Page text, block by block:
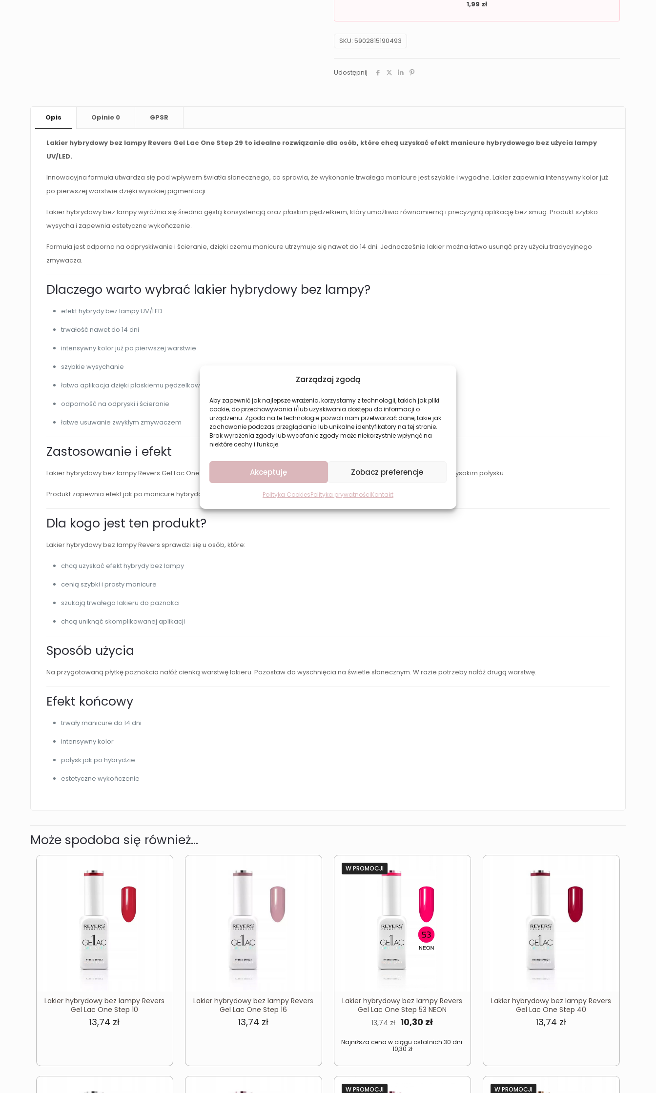
Zarządzaj zgodą
Aby zapewnić jak najlepsze wrażenia, korzystamy z technologii, takich jak pliki
cookie, do przechowywania i/lub uzyskiwania dostępu do informacji o
urządzeniu. Zgoda na te technologie pozwoli nam przetwarzać dane, takie jak
zachowanie podczas przeglądania lub unikalne identyfikatory na tej stronie.
Brak wyrażenia zgody lub wycofanie zgody może niekorzystnie wpłynąć na
niektóre cechy i funkcje.
Akceptuję Zobacz preferencje
Polityka CookiesPolityka prywatnościKontakt
1,99 zł
SKU: 5902815190493
Udostępnij
Opis Opinie 0 GPSR
Lakier hybrydowy bez lampy Revers Gel Lac One Step 29 to idealne rozwiązanie dla osób, które chcą uzyskać efekt manicure hybrydowego bez użycia lampy
UV/LED.
Innowacyjna formuła utwardza się pod wpływem światła słonecznego, co sprawia, że wykonanie trwałego manicure jest szybkie i wygodne. Lakier zapewnia intensywny kolor już
po pierwszej warstwie dzięki wysokiej pigmentacji.
Lakier hybrydowy bez lampy wyróżnia się średnio gęstą konsystencją oraz płaskim pędzelkiem, który umożliwia równomierną i precyzyjną aplikację bez smug. Produkt szybko
wysycha i zapewnia estetyczne wykończenie.
Formuła jest odporna na odpryskiwanie i ścieranie, dzięki czemu manicure utrzymuje się nawet do 14 dni. Jednocześnie lakier można łatwo usunąć przy użyciu tradycyjnego
zmywacza.
Dlaczego warto wybrać lakier hybrydowy bez lampy?
efekt hybrydy bez lampy UV/LED
trwałość nawet do 14 dni
intensywny kolor już po pierwszej warstwie
szybkie wysychanie
łatwa aplikacja dzięki płaskiemu pędzelkowi
odporność na odpryski i ścieranie
łatwe usuwanie zwykłym zmywaczem
Zastosowanie i efekt
Lakier hybrydowy bez lampy Revers Gel Lac One Step 29 pozwala uzyskać trwały, estetyczny manicure o intensywnym kolorze i wysokim połysku.
Produkt zapewnia efekt jak po manicure hybrydowym, bez konieczności używania specjalistycznego sprzętu.
Dla kogo jest ten produkt?
Lakier hybrydowy bez lampy Revers sprawdzi się u osób, które:
chcą uzyskać efekt hybrydy bez lampy
cenią szybki i prosty manicure
szukają trwałego lakieru do paznokci
chcą uniknąć skomplikowanej aplikacji
Sposób użycia
Na przygotowaną płytkę paznokcia nałóż cienką warstwę lakieru. Pozostaw do wyschnięcia na świetle słonecznym. W razie potrzeby nałóż drugą warstwę.
Efekt końcowy
trwały manicure do 14 dni
intensywny kolor
połysk jak po hybrydzie
estetyczne wykończenie
Może spodoba się również…
Lakier hybrydowy bez lampy Revers
Gel Lac One Step 10
13,74 zł
Lakier hybrydowy bez lampy Revers
Gel Lac One Step 16
13,74 zł
W PROMOCJI
Lakier hybrydowy bez lampy Revers
Gel Lac One Step 53 NEON
13,74zł Pierwotna
wynosiła:
10,30 złAktualna
Najniższa cena w ciągu ostatnich 30 dni:
10,30 zł
Lakier hybrydowy bez lampy Revers
Gel Lac One Step 40
13,74 zł
W PROMOCJI W PROMOCJI